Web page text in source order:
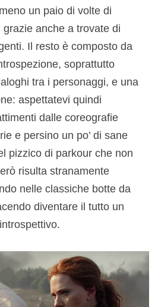
un paio di volte di
anche a trovate di
Il resto è composto da
soprattutto
tra i personaggi, e una
aspettatevi quindi
dalle coreografie
e persino un po’ di sane
pizzico di parkour che non
risulta stranamente
nelle classiche botte da
diventare il tutto un